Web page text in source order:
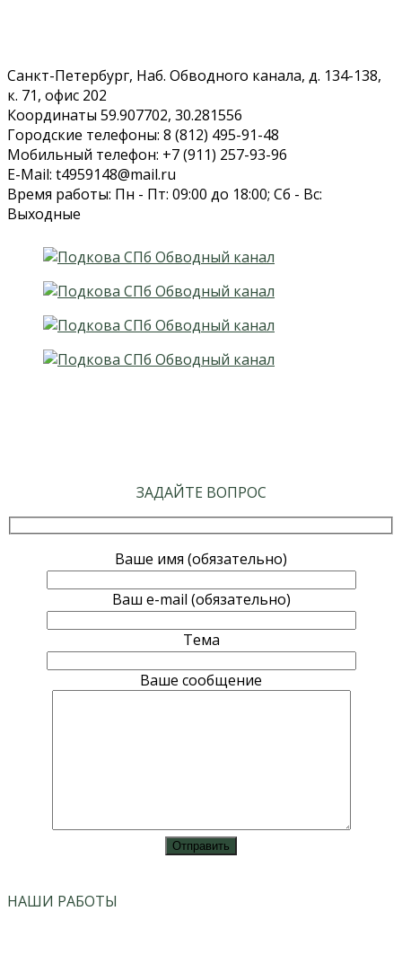
Санкт-Петербург, Наб. Обводного канала, д. 134-138,
к. 71, офис 202
Координаты 59.907702, 30.281556
Городские телефоны: 8 (812) 495-91-48
Мобильный телефон: +7 (911) 257-93-96
E-Mail: t4959148@mail.ru
Время работы: Пн - Пт: 09:00 до 18:00; Сб - Вс:
Выходные
ЗАДАЙТЕ ВОПРОС
Ваше имя (обязательно)
Ваш e-mail (обязательно)
Тема
Ваше сообщение
vk
instagram
НАШИ РАБОТЫ